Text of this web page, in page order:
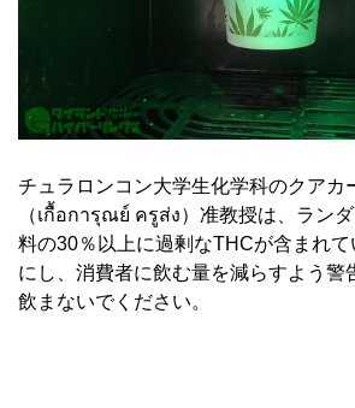
チュラロンコン大学生化学科のクアカ
（เกื้อการุณย์ ครูส่ง）准教授は、ラン
料の30％以上に過剰なTHCが含まれ
にし、消費者に飲む量を減らすよう警
飲まないでください。